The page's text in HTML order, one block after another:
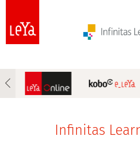
Infinitas